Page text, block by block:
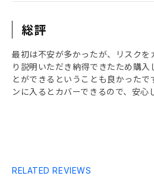
総評
最初は不安が多かったが、リスク
り説明いただき納得できたため購
とができるということも良かった
ンに入るとカバーできるので、安心
RELATED REVIEWS